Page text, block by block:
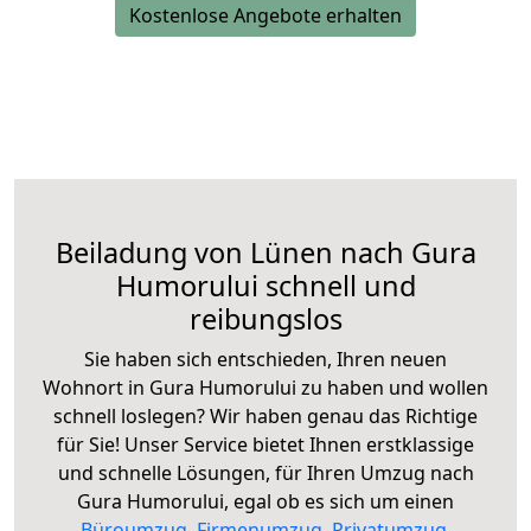
Kostenlose Angebote erhalten
Beiladung von Lünen nach Gura
Humorului schnell und
reibungslos
Sie haben sich entschieden, Ihren neuen
Wohnort in Gura Humorului zu haben und wollen
schnell loslegen? Wir haben genau das Richtige
für Sie! Unser Service bietet Ihnen erstklassige
und schnelle Lösungen, für Ihren Umzug nach
Gura Humorului, egal ob es sich um einen